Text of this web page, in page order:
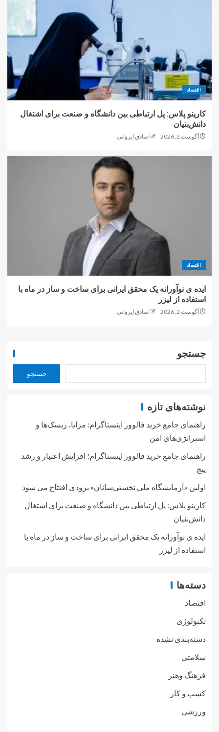
اقتصاد
کارینو پلاس: پل ارتباطی بین دانشگاه و صنعت برای اشتغال
دانش‌بنیان
آگوست 2, 2026 صادق ایروانی
اقتصاد
ایده ی نوآورانه یک محقق ایرانی برای ساخت و ساز در ماه با
استفاده از لیزر
آگوست 2, 2026 صادق ایروانی
جستجو
جستجو
نوشته‌های تازه
راهنمای جامع خرید فالوور اینستاگرام: مزایا، ریسک‌ها و
استراتژی‌های امن
راهنمای جامع خرید فالوور اینستاگرام؛ افزایش اعتبار و رشد
پیج
اولین «آزمایشگاه ملی نخستی‌سانان» بزودی افتتاح می شود
کارینو پلاس: پل ارتباطی بین دانشگاه و صنعت برای اشتغال
دانش‌بنیان
ایده ی نوآورانه یک محقق ایرانی برای ساخت و ساز در ماه با
استفاده از لیزر
دسته‌ها
اقتصاد
تکنولوژی
دسته‌بندی نشده
سلامتی
فرهنگ وهنر
کسب و کار
ورزشی